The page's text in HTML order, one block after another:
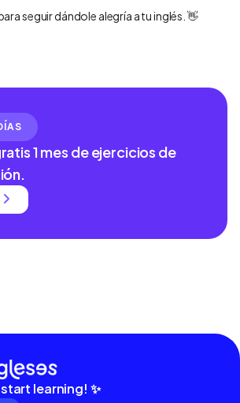
seguir dándole alegría a tu inglés. 👋
1 mes de ejercicios de
learning! ✨